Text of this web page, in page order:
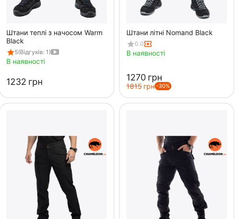
Штани теплі з начосом Warm
Black
5(Відгуків: 1)
В наявності
‍1232‍ грн
Штани літні Nomand Black
0.0
В наявності
‍1270‍ грн
‍1815‍ грн -30%